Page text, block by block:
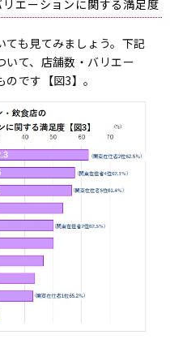
エーションに関する満足度
も見てみましょう。下記
いて、店舗数・バリエー
です【図3】。